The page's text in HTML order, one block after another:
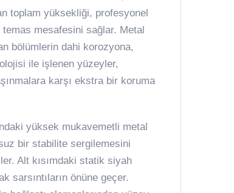
toplam yüksekliği, profesyonel
mesafesini sağlar. Metal
bölümlerin dahi korozyona,
ile işlenen yüzeyler,
karşı ekstra bir koruma
yüksek mukavemetli metal
bir stabilite sergilemesini
Alt kısımdaki statik siyah
sarsıntıların önüne geçer.